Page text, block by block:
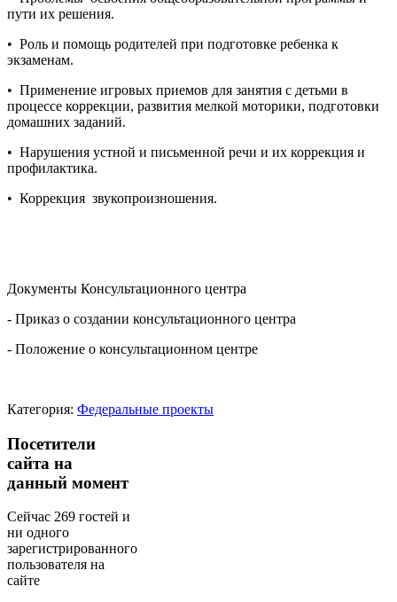
пути их решения.
• Роль и помощь родителей при подготовке ребенка к
экзаменам.
• Применение игровых приемов для занятия с детьми в
процессе коррекции, развития мелкой моторики, подготовки
домашних заданий.
• Нарушения устной и письменной речи и их коррекция и
профилактика.
• Коррекция звукопроизношения.
Документы Консультационного центра
- Приказ о создании консультационного центра
- Положение о консультационном центре
Категория: Федеральные проекты
Посетители
сайта на
данный момент
Сейчас 269 гостей и
ни одного
зарегистрированного
пользователя на
сайте